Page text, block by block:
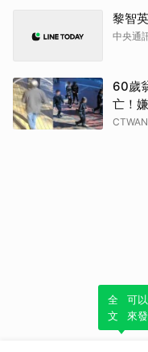
黎智
中央通
60歲
亡！
全新體
文來輕
可
來